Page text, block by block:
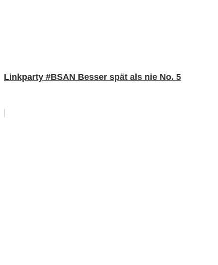
Linkparty #BSAN Besser spät als nie No. 5